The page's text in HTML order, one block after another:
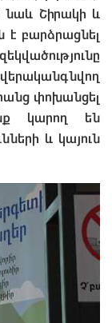
նաև Շիրակի և
է բարձրացնել
փոխանցել
կարող են
և կայուն